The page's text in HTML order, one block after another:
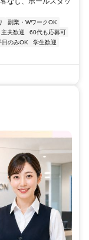
副業・WワークOK
主夫歓迎
60代も応募可
日のみOK
学生歓迎